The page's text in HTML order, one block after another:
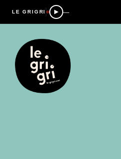
LE GRIGRI —